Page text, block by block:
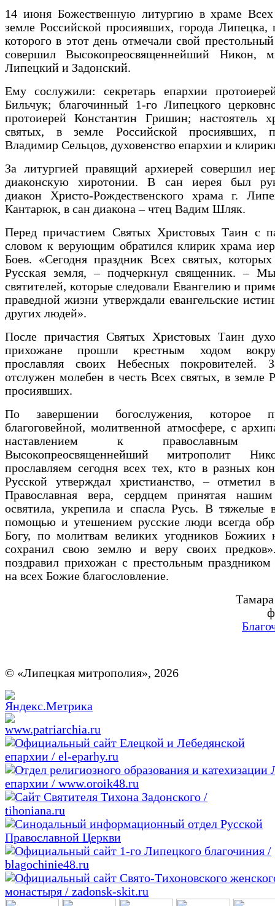
14 июня Божественную литургию в храме
земле Российской просиявших, города Липецка,
которого в этот день отмечали свой
совершил Высокопреосвященнейший Никон,
Липецкий и Задонский.
Ему сослужили: секретарь епархии
Бильчук; благочинный 1-го Липецкого
протоиерей Константин Гришин; настоятель
святых, в земле Российской просиявших,
Владимир Сельцов, духовенство епархии и
За литургией правящий архиерей совершил
диаконскую хиротонии. В сан иерея был
диакон Христо-Рождественского храма г.
Кантарюк, в сан диакона – чтец Вадим Шляк.
Перед причастием Святых Христовых Таин с
словом к верующим обратился клирик храма
Боев. «Сегодня праздник Всех святых, которых
Русская земля, – подчеркнул священник. –
святителей, которые следовали Евангелию и
праведной жизни утверждали евангельские
других людей».
После причастия Святых Христовых Таин
прихожане прошли крестным ходом
прославляя своих Небесных покровителей.
отслужен молебен в честь Всех святых, в земле
просиявших.
По завершении богослужения, которое
благоговейной, молитвенной атмосфере, с
наставлением к православным
Высокопреосвященнейший митрополит
прославляем сегодня всех тех, кто в разных
Русской утверждал христианство, – отметил
Православная вера, сердцем принятая
освятила, укрепила и спасла Русь. В тяжелые
помощью и утешением русские люди всегда
Богу, по молитвам великих угодников Божиих
сохранил свою землю и веру своих
поздравил прихожан с престольным
на всех Божие благословление.
© «Липецкая митрополия», 2026